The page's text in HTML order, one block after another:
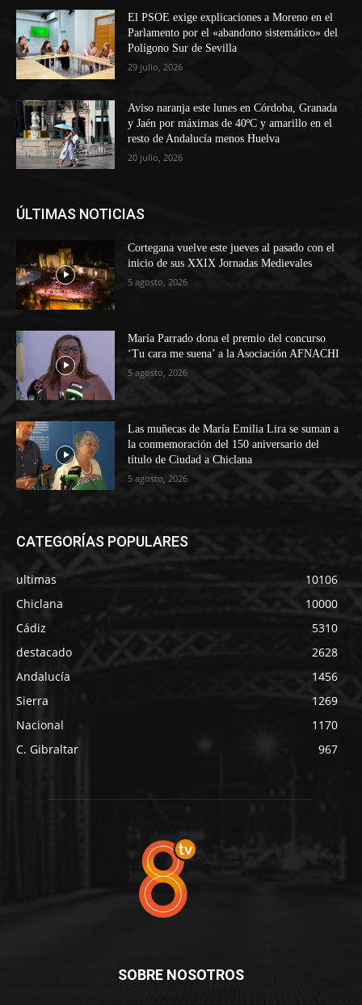
El PSOE exige explicaciones a Moreno en el
Parlamento por el «abandono sistemático» del
Polígono Sur de Sevilla
29 julio, 2026
Aviso naranja este lunes en Córdoba, Granada
y Jaén por máximas de 40ºC y amarillo en el
resto de Andalucía menos Huelva
20 julio, 2026
ÚLTIMAS NOTICIAS
Cortegana vuelve este jueves al pasado con el
inicio de sus XXIX Jornadas Medievales
5 agosto, 2026
María Parrado dona el premio del concurso
‘Tu cara me suena’ a la Asociación AFNACHI
5 agosto, 2026
Las muñecas de María Emilia Lira se suman a
la conmemoración del 150 aniversario del
título de Ciudad a Chiclana
5 agosto, 2026
CATEGORÍAS POPULARES
ultimas
10106
Chiclana
10000
Cádiz
5310
destacado
2628
Andalucía
1456
Sierra
1269
Nacional
1170
C. Gibraltar
967
SOBRE NOSOTROS